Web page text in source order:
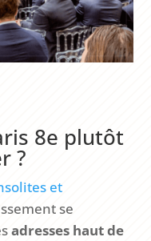
8e plutôt
?
et
se
adresses haut de